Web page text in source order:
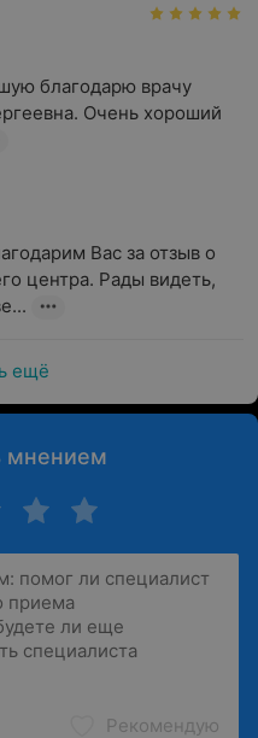
благодарю врачу
Очень хороший
Вас за отзыв о
центра. Рады видеть,
ещё
мнением
Рекомендую